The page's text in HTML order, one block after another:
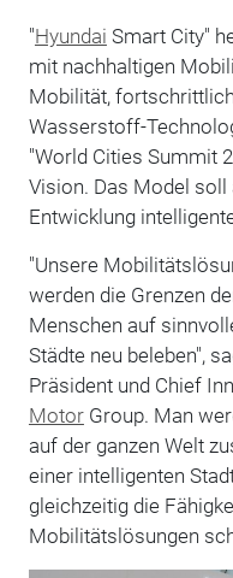
"Hyundai Smart City"
mit nachhaltigen
Mobilität,
Wasserstoff-
"World Cities Summit
Vision. Das Model
Entwicklung
"Unsere
werden die Grenzen
Menschen auf
Städte neu beleben",
Präsident und Chief
MotorGroup. Man
auf der ganzen Welt
einer intelligenten
gleichzeitig die
Mobilitätslösungen